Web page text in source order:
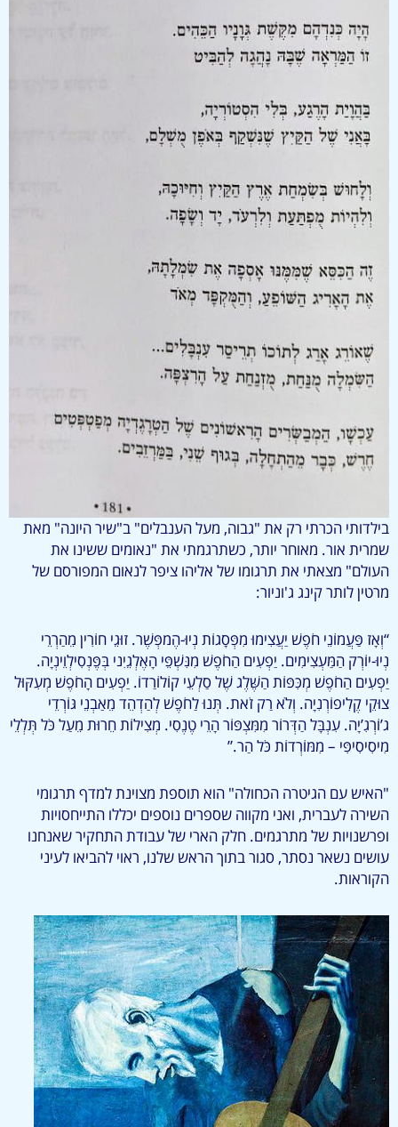
בילדותי הכרתי רק את "גבוה, מעל הענבלים" ב"שיר היונה" מאת
שמרית אור. מאוחר יותר, כשתרגמתי את "נאומים ששינו את
העולם" מצאתי את תרגומו של אליהו ציפר לנאום המפורסם של
מרטין לותר קינג ג'וניור:
“וְאָז פַּעֲמוֹנֵי חֹפֶשׁ יַעֲצִימוּ מִפְּסָגוֹת נְיוּ-הֶמפְּשֶׁר. זוּגֵי חוֹרִין מֵהַרְרֵי
נְיוּ-יוֹרְק הַמַּעְצִימִים. יַפְעִים הַחֹפֶשׁ מִנִּשְׁפֵּי הָאֶלְגֵיִני בְּפֶּנְסִילְוֵינְיָה.
יַפְעִים הַחֹפֶשׁ מְכִּפּוֹת הַשֶּׁלֶג שֶׁל סַלְעֵי קוֹלוֹרַדוֹ. יַפְעִים הָחֹפֶשׁ מְעִקּוּל
צוּקֵי קֶלִיפוֹרְנִיָה. וְלֹא רַק זֹאת. תְּנוּ לַחֹפֶשׁ לְהַדְהֵד מֵאַבְנֵי גּוֹרְדֵי
ג’וֹרְגִ’יָה. עִנְבָּל הַדְּרוֹר מִמִּצְפּוֹר הָרֵי טֶנֶסִי. מְצִילוֹת חֵרוּת מֵעַל כֹּל תְּלְלֵי
מִיסִיסִיפִּי – מִמּוֹרְדוֹת כֹּל הַר.”
"האיש עם הגיטרה הכחולה" הוא תוספת מצוינת למדף תרגומי
השירה לעברית, ואני מקווה שספרים נוספים יכללו התייחסויות
ופרשנויות של מתרגמים. חלק הארי של עבודת התחקיר שאנחנו
עושים נשאר נסתר, סגור בתוך הראש שלנו, ראוי להביאו לעיני
הקוראות.